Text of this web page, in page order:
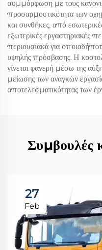
συμμόρφωση με τους
προσαρμοστικότητα των
και συνθήκες, από
εξωτερικές εργαστηριακές
περιουσιακά για
υψηλής πρόσβασης. Η
γίνεται φανερή μέσω της
μείωσης των αναγκών
αποτελεσματικότητας των
Συμβουλές
27
Feb